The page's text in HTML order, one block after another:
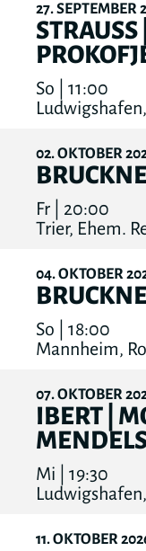
27 SEPTEMBER
STRAUSS
So | 11:00
02 OKTOBER
Fr | 20:00
Trier, Ehem.
04 OKTOBER
So | 18:00
Mannheim,
07 OKTOBER
IBERT |
Mi | 19:30
11 OKTOBER